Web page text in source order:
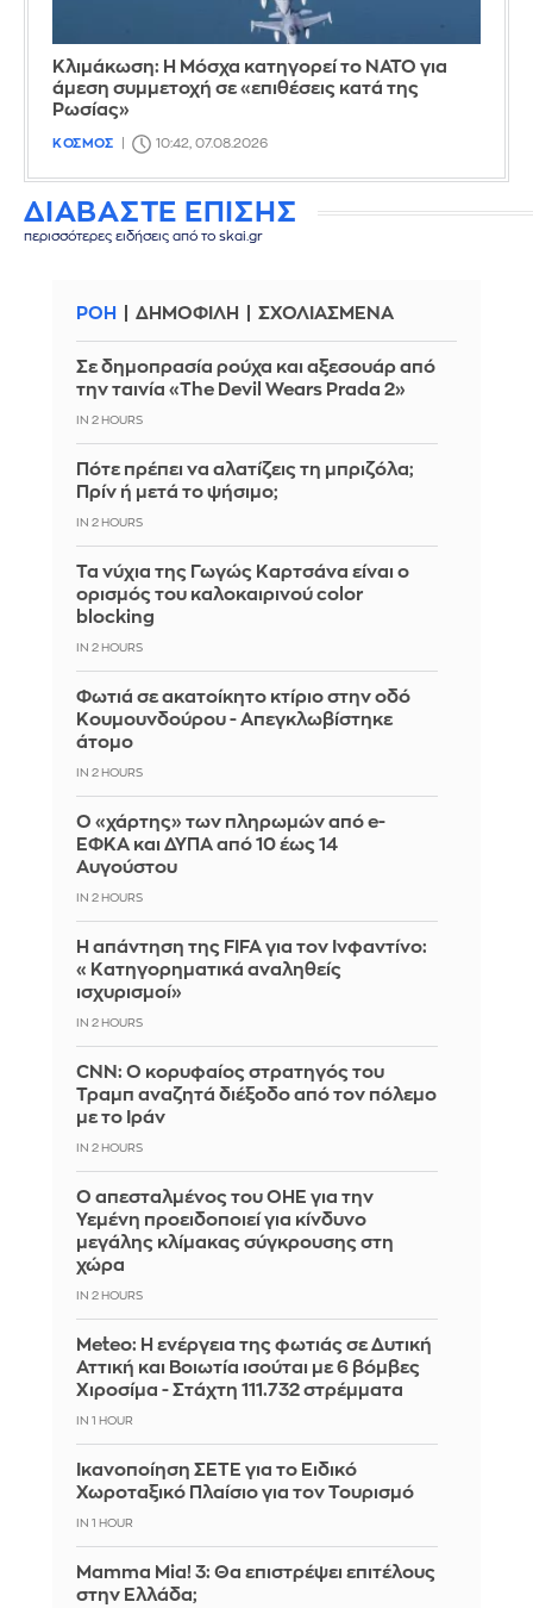
Κλιμάκωση: Η Μόσχα κατηγορεί το ΝΑΤΟ για
άμεση συμμετοχή σε «επιθέσεις κατά της
Ρωσίας»
ΚΟΣΜΟΣ 10:42, 07.08.2026
ΔΙΑΒΑΣΤΕ ΕΠΙΣΗΣ
περισσότερες ειδήσεις από το skai.gr
ΡΟΗ ΔΗΜΟΦΙΛΗ ΣΧΟΛΙΑΣΜΕΝΑ
Σε δημοπρασία ρούχα και αξεσουάρ από
την ταινία «The Devil Wears Prada 2»
IN 2 HOURS
Πότε πρέπει να αλατίζεις τη μπριζόλα;
Πρίν ή μετά το ψήσιμο;
IN 2 HOURS
Τα νύχια της Γωγώς Καρτσάνα είναι ο
ορισμός του καλοκαιρινού color
blocking
IN 2 HOURS
Φωτιά σε ακατοίκητο κτίριο στην οδό
Κουμουνδούρου - Απεγκλωβίστηκε
άτομο
IN 2 HOURS
Ο «χάρτης» των πληρωμών από e-
ΕΦΚΑ και ΔΥΠΑ από 10 έως 14
Αυγούστου
IN 2 HOURS
Η απάντηση της FIFA για τον Ινφαντίνο:
«Κατηγορηματικά αναληθείς
ισχυρισμοί»
IN 2 HOURS
CNN: Ο κορυφαίος στρατηγός του
Τραμπ αναζητά διέξοδο από τον πόλεμο
με το Ιράν
IN 2 HOURS
Ο απεσταλμένος του ΟΗΕ για την
Υεμένη προειδοποιεί για κίνδυνο
μεγάλης κλίμακας σύγκρουσης στη
χώρα
IN 2 HOURS
Meteo: Η ενέργεια της φωτιάς σε Δυτική
Αττική και Βοιωτία ισούται με 6 βόμβες
Χιροσίμα - Στάχτη 111.732 στρέμματα
IN 1 HOUR
Ικανοποίηση ΣΕΤΕ για το Ειδικό
Χωροταξικό Πλαίσιο για τον Τουρισμό
IN 1 HOUR
Mamma Mia! 3: Θα επιστρέψει επιτέλους
στην Ελλάδα;